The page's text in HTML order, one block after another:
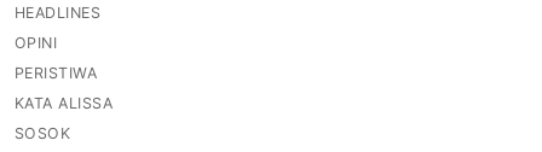
HEADLINES
OPINI
PERISTIWA
KATA ALISSA
SOSOK